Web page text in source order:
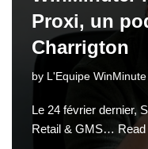
Proxi, un
Charrigton
by L'Equipe WinMinute
Le 24 février dernier,
Retail & GMS…